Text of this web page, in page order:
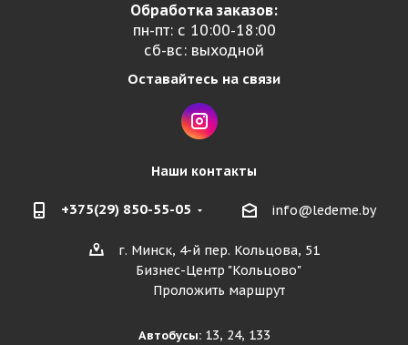
Обработка заказов:
пн-пт: с 10:00-18:00
сб-вс: выходной
Оставайтесь на связи
Наши контакты
+375(29) 850-55-05 info@ledeme.by
г. Минск, 4-й пер. Кольцова, 51
Бизнес-Центр "Кольцово"
Проложить маршрут
Автобусы:13, 24, 133